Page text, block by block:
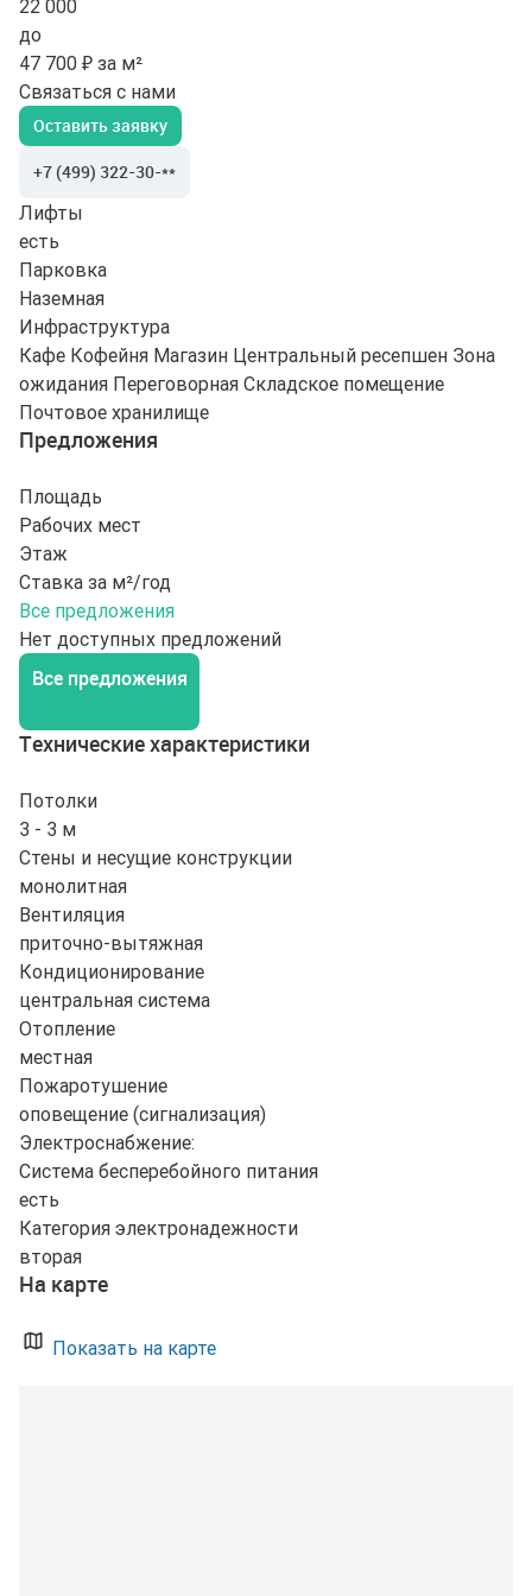
22 000
до
47 700 ₽ за м²
Связаться с нами
Оставить заявку
+7 (499) 322-30-**
Лифты
есть
Парковка
Наземная
Инфраструктура
Кафе Кофейня Магазин Центральный ресепшен Зона
ожидания Переговорная Складское помещение
Почтовое хранилище
Предложения
Площадь
Рабочих мест
Этаж
Ставка за м²/год
Все предложения
Нет доступных предложений
Все предложения
Технические характеристики
Потолки
3 - 3 м
Стены и несущие конструкции
монолитная
Вентиляция
приточно-вытяжная
Кондиционирование
центральная система
Отопление
местная
Пожаротушение
оповещение (сигнализация)
Электроснабжение:
Система бесперебойного питания
есть
Категория электронадежности
вторая
На карте
Показать на карте